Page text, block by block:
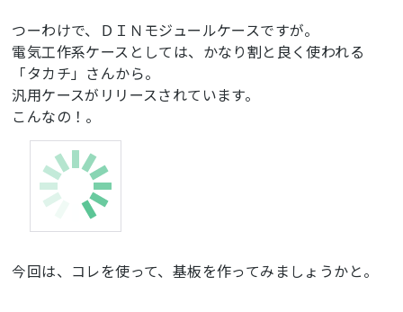
つーわけで、ＤＩＮモジュールケースですが。
電気工作系ケースとしては、かなり割と良く使われる
「タカチ」さんから。
汎用ケースがリリースされています。
こんなの！。
今回は、コレを使って、基板を作ってみましょうかと。